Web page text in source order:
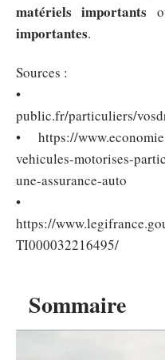
Sommaire
matériels importants
importantes.
Sources :
• https://
public.fr/particuliers/
• https://
vehicules-motorises-
une-assurance-auto
•
https://
TI000032216495/